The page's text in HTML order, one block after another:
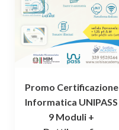
Promo Certificazione
Informatica UNIPASS
9 Moduli +